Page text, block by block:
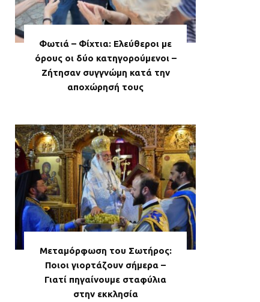
Φωτιά – Φίχτια: Ελεύθεροι με
όρους οι δύο κατηγορούμενοι –
Ζήτησαν συγγνώμη κατά την
αποχώρησή τους
Μεταμόρφωση του Σωτήρος:
Ποιοι γιορτάζουν σήμερα –
Γιατί πηγαίνουμε σταφύλια
στην εκκλησία